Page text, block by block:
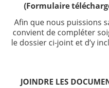
Inscription et Documents
Avantages
Attributions
Bail et Garantie locative
(Formulaire
Afin que nous puissions
convient de compléter
le dossier ci-joint et d’y
JOINDRE LES